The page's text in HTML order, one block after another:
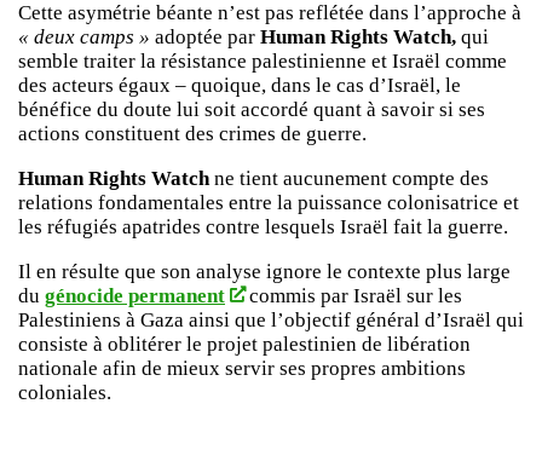
Cette asymétrie béante n’est pas reflétée dans l’approche à
« deux camps » adoptée par Human Rights Watch, qui
semble traiter la résistance palestinienne et Israël comme
des acteurs égaux – quoique, dans le cas d’Israël, le
bénéfice du doute lui soit accordé quant à savoir si ses
actions constituent des crimes de guerre.
Human Rights Watchne tient aucunement compte des
relations fondamentales entre la puissance colonisatrice et
les réfugiés apatrides contre lesquels Israël fait la guerre.
Il en résulte que son analyse ignore le contexte plus large
du génocide permanent
commis par Israël sur les
Palestiniens à Gaza ainsi que l’objectif général d’Israël qui
consiste à oblitérer le projet palestinien de libération
nationale afin de mieux servir ses propres ambitions
coloniales.